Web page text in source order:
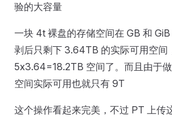
验的大容量
一块 4t 裸盘的存储空间在 GB 和
剥后只剩下 3.64TB 的实际可用空间
5x3.64=18.2TB 空间了。而且由于
空间实际可用也就只有 9T
这个操作看起来完美，不过 PT 上传